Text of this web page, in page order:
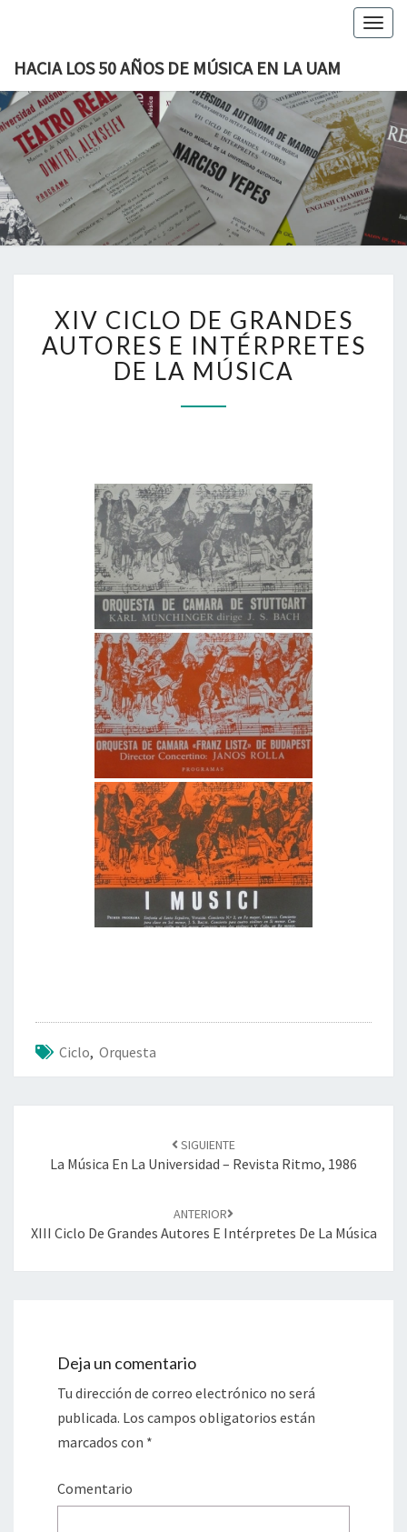
HACIA LOS 50 AÑOS DE MÚSICA EN LA UAM
HACIA
LOS 50
AÑOS
DE
MÚSICA
EN LA
UAM
H50MUAM
I
V
C
I
E
G
R
A
N
D
E
S
A
U
T
O
R
E
S
E
I
N
T
É
R
P
R
D
A
S
I
XIV CICLO DE GRANDES
AUTORES E INTÉRPRETES
DE LA MÚSICA
Ciclo, Orquesta
SIGUIENTE
La Música En La Universidad – Revista Ritmo, 1986
ANTERIOR
XIII Ciclo De Grandes Autores E Intérpretes De La Música
Deja un comentario
Tu dirección de correo electrónico no será
publicada. Los campos obligatorios están
marcados con *
Comentario